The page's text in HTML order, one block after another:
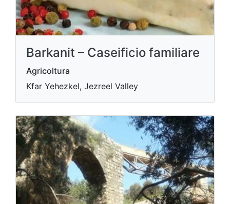
Barkanit – Caseificio familiare
Agricoltura
Kfar Yehezkel, Jezreel Valley